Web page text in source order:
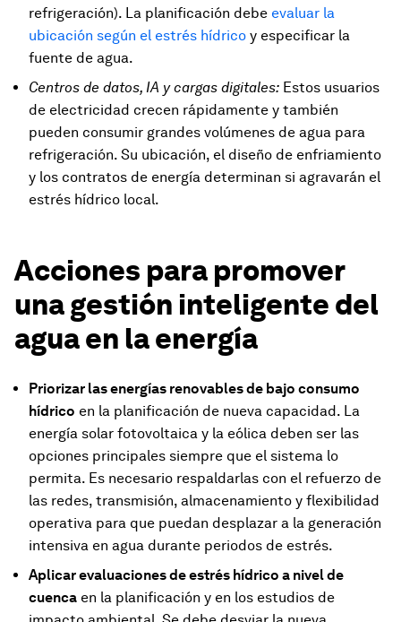
refrigeración). La planificación debe evaluar la
ubicación según el estrés hídrico y especificar la
fuente de agua.
Centros de datos, IA y cargas digitales: Estos usuarios
de electricidad crecen rápidamente y también
pueden consumir grandes volúmenes de agua para
refrigeración. Su ubicación, el diseño de enfriamiento
y los contratos de energía determinan si agravarán el
estrés hídrico local.
Acciones para promover
una gestión inteligente del
agua en la energía
Priorizar las energías renovables de bajo consumo
hídrico en la planificación de nueva capacidad. La
energía solar fotovoltaica y la eólica deben ser las
opciones principales siempre que el sistema lo
permita. Es necesario respaldarlas con el refuerzo de
las redes, transmisión, almacenamiento y flexibilidad
operativa para que puedan desplazar a la generación
intensiva en agua durante periodos de estrés.
Aplicar evaluaciones de estrés hídrico a nivel de
cuenca en la planificación y en los estudios de